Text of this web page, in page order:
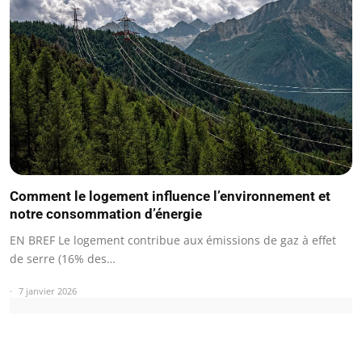
Comment le logement influence l’environnement et
notre consommation d’énergie
EN BREF Le logement contribue aux émissions de gaz à effet
de serre (16% des…
7 janvier 2026